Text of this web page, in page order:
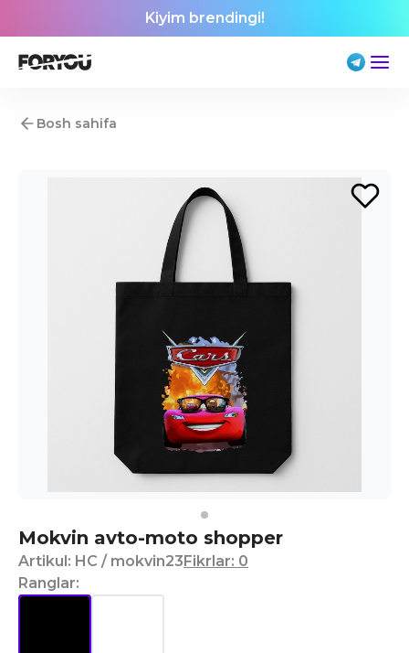
Kiyim brendingi!
Bosh sahifa
Mokvin avto-moto shopper
Artikul: HC / mokvin23Fikrlar: 0
Ranglar: